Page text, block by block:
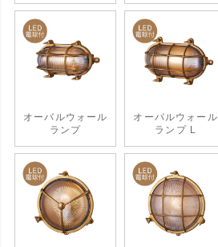
オーバルウォール
ランプ
オーバルウォール
ランプ L